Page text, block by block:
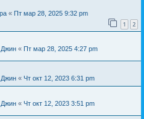
« Пт мар 28, 2025 9:32 pm
1 2
Джин « Пт мар 28, 2025 4:27 pm
Джин « Чт окт 12, 2023 6:31 pm
Джин « Чт окт 12, 2023 3:51 pm